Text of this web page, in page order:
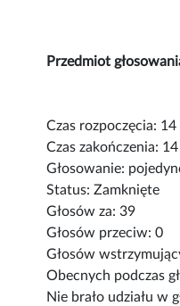
Przedmiot
Czas rozpoczęcia:
Czas zakończenia:
Głosowanie:
Status: Zamknięte
Głosów za: 39
Głosów przeciw: 0
Głosów
Obecnych podczas
Nie brało udziału w